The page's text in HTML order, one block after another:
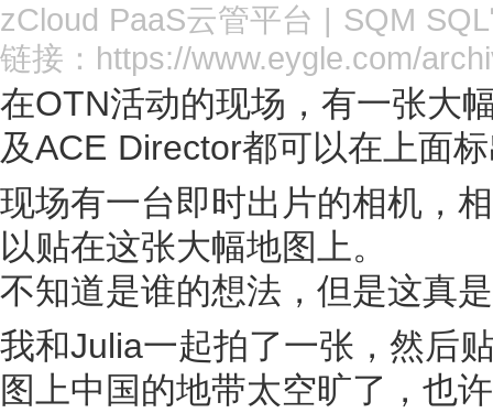
zCloud PaaS云管平台 | SQM
链接： https://www.eygle.com/
在OTN活动的现场，有一张大
及ACE Director都可以在上面
现场有一台即时出片的相机，
以贴在这张大幅地图上。
不知道是谁的想法，但是这真
我和Julia一起拍了一张，然后
图上中国的地带太空旷了，也